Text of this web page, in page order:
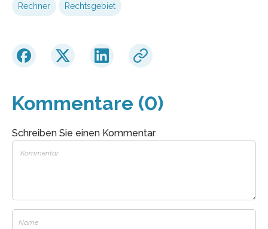
Rechner Rechtsgebiet
Kommentare (0)
Schreiben Sie einen Kommentar